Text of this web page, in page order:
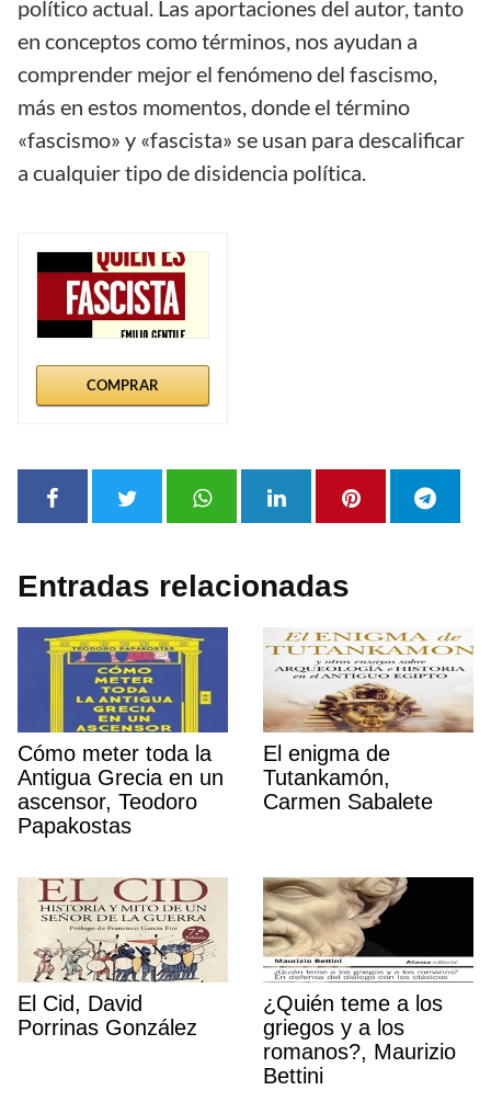
político actual. Las aportaciones del autor, tanto
en conceptos como términos, nos ayudan a
comprender mejor el fenómeno del fascismo,
más en estos momentos, donde el término
«fascismo» y «fascista» se usan para descalificar
a cualquier tipo de disidencia política.
COMPRAR
Entradas relacionadas
Cómo meter toda la
Antigua Grecia en un
ascensor, Teodoro
Papakostas
El enigma de
Tutankamón,
Carmen Sabalete
El Cid, David
Porrinas González
¿Quién teme a los
griegos y a los
romanos?, Maurizio
Bettini